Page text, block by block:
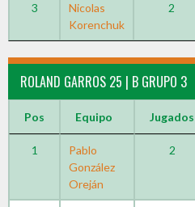
3
Nicolas
Korenchuk
2
ROLAND GARROS 25 | B GRUPO 3
Pos Equipo Jugados
1
Pablo
González
Oreján
2